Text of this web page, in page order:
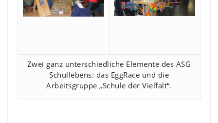
Zwei ganz unterschiedliche Elemente des ASG
Schullebens: das EggRace und die
Arbeitsgruppe „Schule der Vielfalt“.